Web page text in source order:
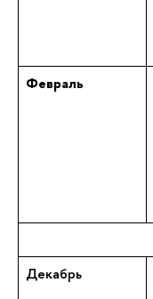
Февраль
Декабрь